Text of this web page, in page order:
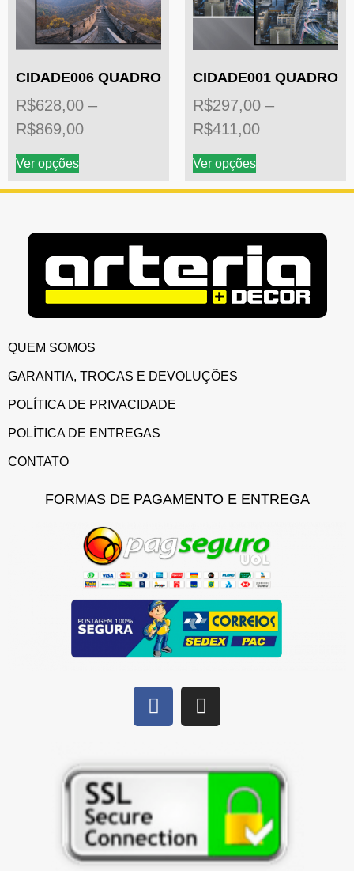
CIDADE006 QUADRO
R$628,00 –
R$869,00
Ver opções
CIDADE001 QUADRO
R$297,00 –
R$411,00
Ver opções
QUEM SOMOS
GARANTIA, TROCAS E DEVOLUÇÕES
POLÍTICA DE PRIVACIDADE
POLÍTICA DE ENTREGAS
CONTATO
FORMAS DE PAGAMENTO E ENTREGA